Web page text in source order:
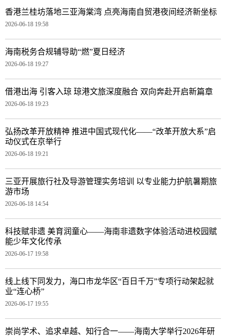
香港兰桂坊落地三亚海棠湾 点亮海南自贸港夜间经济新坐标
2026-06-18 19:58
海南税务合规辅导助“燃”夏日经济
2026-06-18 19:27
借港出海 引客入琼 琼港文旅深度融合 双向奔赴开启新篇章
2026-06-18 19:23
弘扬改革开放精神 推进中国式现代化——“改革开放大系”启
动仪式在京举行
2026-06-18 19:21
三亚开展旅行社及导游管理实务培训 以专业能力护航暑期旅
游市场
2026-06-18 14:54
科技赋非遗 美育润童心——海南非遗数字体验活动进校园赋
能少年文化传承
2026-06-17 19:58
线上线下同发力，海口市龙华区“百日千万”专项行动架起就
业“连心桥”
2026-06-17 19:55
崇尚学术、追求卓越、知行合一——海南大学举行2026年研